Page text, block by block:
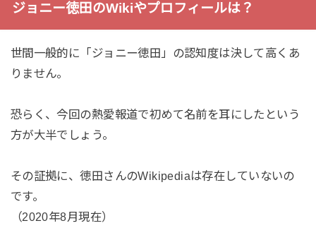
ジョニー徳田のWikiやプロフィールは？
世間一般的に「ジョニー徳田」の認知度は決して高くあ
りません。
恐らく、今回の熱愛報道で初めて名前を耳にしたという
方が大半でしょう。
その証拠に、徳田さんのWikipediaは存在していないの
です。
（2020年8月現在）